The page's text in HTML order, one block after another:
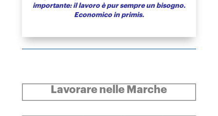
importante: il lavoro è pur sempre un bisogno.
Economico in primis.
Lavorare nelle Marche